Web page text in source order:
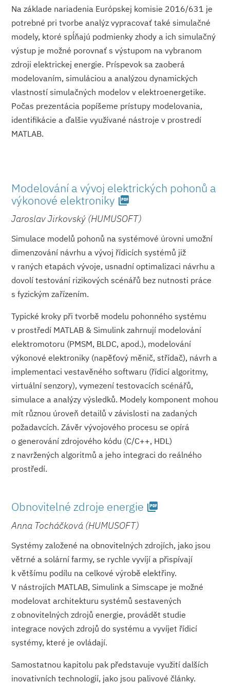
Na základe nariadenia Európskej komisie 2016/631 je
potrebné pri tvorbe analýz vypracovať také simulačné
modely, ktoré spĺňajú podmienky zhody a ich simulačný
výstup je možné porovnať s výstupom na vybranom
zdroji elektrickej energie. Príspevok sa zaoberá
modelovaním, simuláciou a analýzou dynamických
vlastností simulačných modelov v elektroener­getike.
Počas prezentácia popíšeme prístupy modelovania,
identifikácie a ďalšie využívané nástroje v prostredí
MATLAB.
Modelování a vývoj elektrických pohonů a
výkonové elektroniky picture_as_pdf
Jaroslav Jirkovský (HUMUSOFT)
Simulace modelů pohonů na systémové úrovni umožní
dimenzování návrhu a vývoj řídicích systémů již
v raných etapách vývoje, usnadní optimalizaci návrhu a
dovolí testování rizikových scénářů bez nutnosti práce
s fyzickým zařízením.
Typické kroky při tvorbě modelu pohonného systému
v prostředí MATLAB & Simulink zahrnují modelování
elektromotoru (PMSM, BLDC, apod.), modelování
výkonové elektroniky (napěťový měnič, střídač), návrh a
implementaci vestavěného softwaru (řídicí algoritmy,
virtuální senzory), vymezení testovacích scénářů,
simulace a analýzy výsledků. Modely komponent mohou
mít různou úroveň detailů v závislosti na zadaných
požadavcích. Závěr vývojového procesu se opírá
o generování zdrojového kódu (C/C++, HDL)
z navržených algoritmů a jeho integraci do reálného
prostředí.
Obnovitelné zdroje energie picture_as_pdf
Anna Tocháčková (HUMUSOFT)
Systémy založené na obnovitelných zdrojích, jako jsou
větrné a solární farmy, se rychle vyvíjí a přispívají
k většímu podílu na celkové výrobě elektřiny.
V nástrojích MATLAB, Simulink a Simscape je možné
modelovat architekturu systémů sestavených
z obnovitelných zdrojů energie, provádět studie
integrace nových zdrojů do systému a vyvíjet řídicí
systémy, které je ovládají.
Samostatnou kapitolu pak představuje využití dalších
inovativních technologií, jako jsou palivové články.